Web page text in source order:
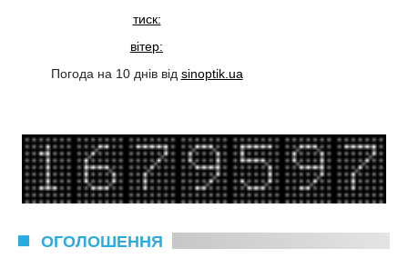
тиск:
вітер:
Погода на 10 днів від sinoptik.ua
ОГОЛОШЕННЯ